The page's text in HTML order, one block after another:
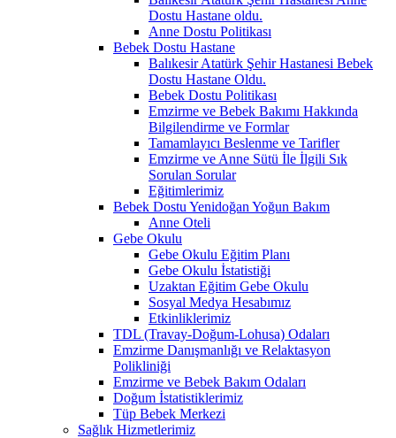
Dostu Hastane oldu.
Anne Dostu Politikası
Bebek Dostu Hastane
Balıkesir Atatürk Şehir Hastanesi Bebek
Dostu Hastane Oldu.
Bebek Dostu Politikası
Emzirme ve Bebek Bakımı Hakkında
Bilgilendirme ve Formlar
Tamamlayıcı Beslenme ve Tarifler
Emzirme ve Anne Sütü İle İlgili Sık
Sorulan Sorular
Eğitimlerimiz
Bebek Dostu Yenidoğan Yoğun Bakım
Anne Oteli
Gebe Okulu
Gebe Okulu Eğitim Planı
Gebe Okulu İstatistiği
Uzaktan Eğitim Gebe Okulu
Sosyal Medya Hesabımız
Etkinliklerimiz
TDL (Travay-Doğum-Lohusa) Odaları
Emzirme Danışmanlığı ve Relaktasyon
Polikliniği
Emzirme ve Bebek Bakım Odaları
Doğum İstatistiklerimiz
Tüp Bebek Merkezi
Sağlık Hizmetlerimiz